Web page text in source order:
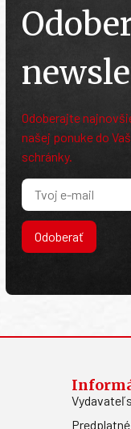
Odoberajte
našej ponuke do
schránky.
Odoberať
Predplatné